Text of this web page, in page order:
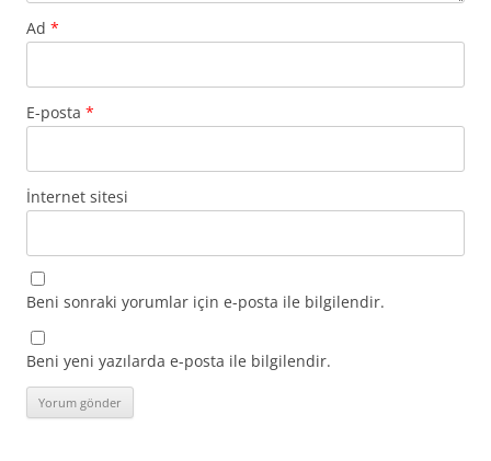
Ad *
E-posta *
İnternet sitesi
Beni sonraki yorumlar için e-posta ile bilgilendir.
Beni yeni yazılarda e-posta ile bilgilendir.